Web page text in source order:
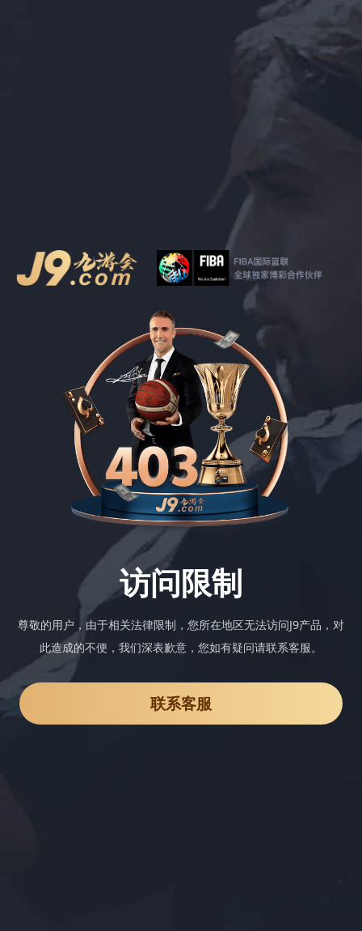
访问限制
尊敬的用户，由于相关法律限制，您所在地区无法访问J9产品，对
此造成的不便，我们深表歉意，您如有疑问请联系客服。
联系客服